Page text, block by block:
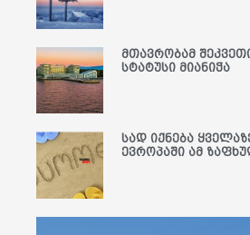
მთავრობამ
სტატუსი მიანიჭა
სად იქნება
ევროპაში ამ